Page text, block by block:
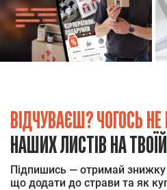
ВІДЧУВАЄШ? ЧОГОСЬ
НАШИХ ЛИСТІВ НА
Підпишись — отримай знижку
що додати до страви та як